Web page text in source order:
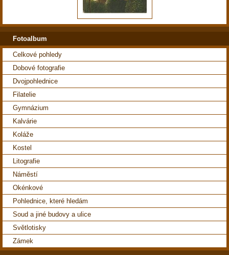
Fotoalbum
Celkové pohledy
Dobové fotografie
Dvojpohlednice
Filatelie
Gymnázium
Kalvárie
Koláže
Kostel
Litografie
Náměstí
Okénkové
Pohlednice, které hledám
Soud a jiné budovy a ulice
Světlotisky
Zámek